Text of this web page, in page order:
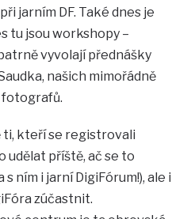
jarním DF. Také dnes je
tu jsou workshopy –
vyvolají přednášky
našich mimořádně
ti, kteří se registrovali
udělat příště, ač se to
s ním i jarní DigiFórum!), ale i
zúčastnit.